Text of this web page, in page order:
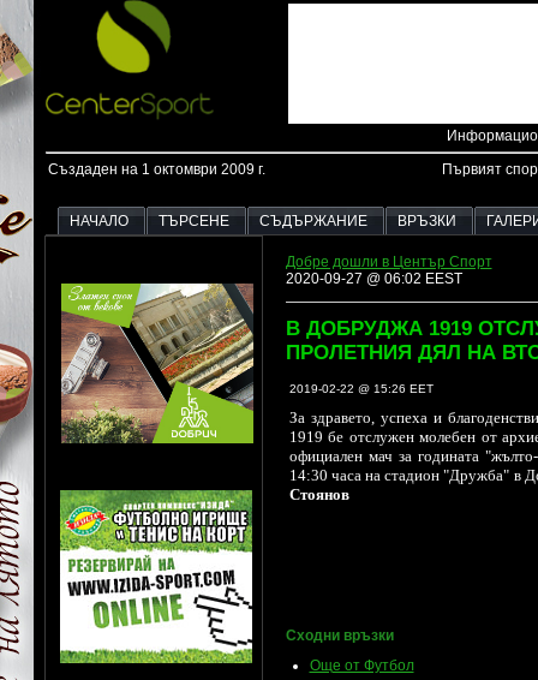
Създаден на 1 октомври 2009 г. Първият
НАЧАЛО ТЪРСЕНЕ СЪДЪРЖАНИЕ ВРЪЗКИ
Добре дошли в Център Спорт
2020-09-27 @ 06:02 EEST
В ДОБРУДЖА 1919
ПРОЛЕТНИЯ ДЯЛ НА
2019-02-22 @ 15:26 EET
За здравето, успеха и
1919 бе отслужен молебен от
официален мач за годината
14:30 часа на стадион "Дружба" в
Стоянов
Сходни връзки
Още от Футбол